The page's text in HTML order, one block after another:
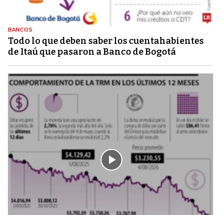
BANCOS
Todo lo que deben saber los cuentahabientes
de Itaú que pasaron a Banco de Bogotá